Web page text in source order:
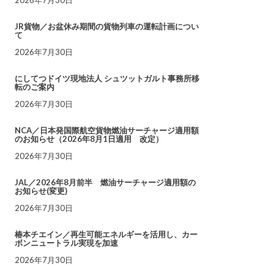
JR貨物／お盆休み期間の貨物列車の運転計画につい
て
2026年7月30日
にしてつドイツ現地法人 シュツットガルト事務所移
転のご案内
2026年7月30日
NCA／日本発国際航空貨物燃油サーチャージ適用額
のお知らせ（2026年8月1日適用 改定）
2026年7月30日
JAL／2026年8月前半 燃油サーチャージ適用額の
お知らせ(変更)
2026年7月30日
椿本チエイン／再生可能エネルギーを活用し、カー
ボンニュートラル実現を加速
2026年7月30日